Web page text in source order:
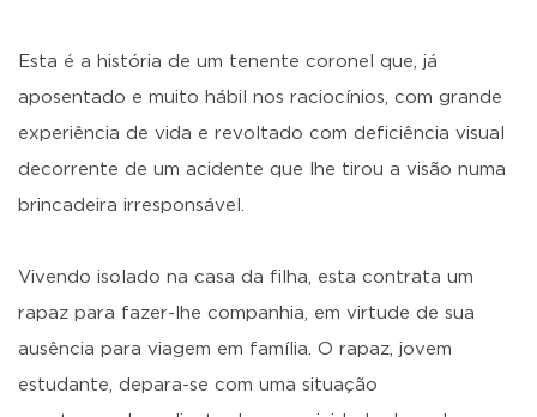
Esta é a história de um tenente coronel que, já
aposentado e muito hábil nos raciocínios, com grande
experiência de vida e revoltado com deficiência visual
decorrente de um acidente que lhe tirou a visão numa
brincadeira irresponsável.
Vivendo isolado na casa da filha, esta contrata um
rapaz para fazer-lhe companhia, em virtude de sua
ausência para viagem em família. O rapaz, jovem
estudante, depara-se com uma situação